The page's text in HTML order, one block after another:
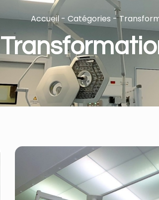
Accueil- Catégories -